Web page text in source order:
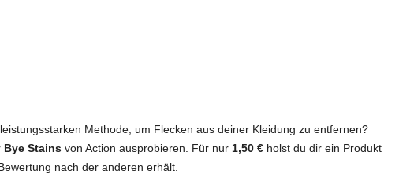
Methode, um Flecken aus deiner Kleidung zu entfernen?
Bye Stainsvon Action ausprobieren. Für nur 1,50 €holst du dir ein Produkt
nach der anderen erhält.